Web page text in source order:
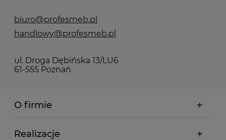
biuro@profesmeb.pl
handlowy@profesmeb.pl
ul. Droga Dębińska 13/LU6
61-555 Poznań
O firmie
Realizacje